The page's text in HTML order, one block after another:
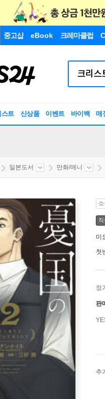
중고샵 eBook 크레마클럽
스트 신상품 이벤트 바이백 매
일본도서 만화/애니
미
첫
정
판
추